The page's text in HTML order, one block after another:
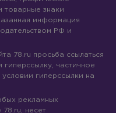
товарные знаки
информация
РФ и
78.ru просьба ссылаться
гиперссылку, частичное
гиперссылки на
рекламных
несет